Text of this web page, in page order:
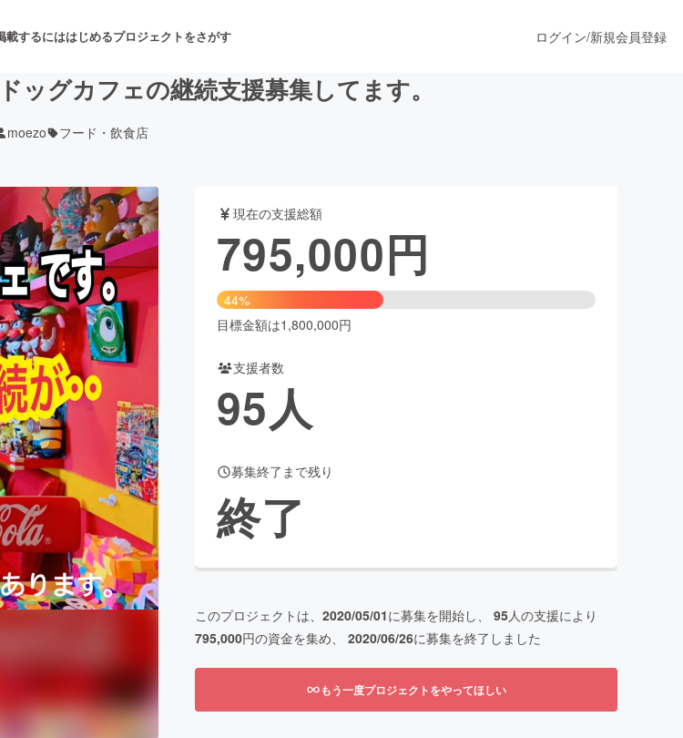
載するにははじめるプロジェクトをさがす
舞台・パフォーマンス
フード・飲食店 ファッション
アニメ・漫画
ビューティー・ヘルスケア
Social GoodCAMPFIRE Creation
るさと納税 machi-ya コミュニティ
ログイン/新規会員登録
ッグカフェの継続支援募集してます。
moezo フード・飲食店
現在の支援総額
795,000円
44%
目標金額は1,800,000円
支援者数
95人
募集終了まで残り
終了
このプロジェクトは、 2020/05/01に募集を開始し、 95人の支援により
795,000円の資金を集め、 2020/06/26に募集を終了しました
もう一度プロジェクトをやってほしい